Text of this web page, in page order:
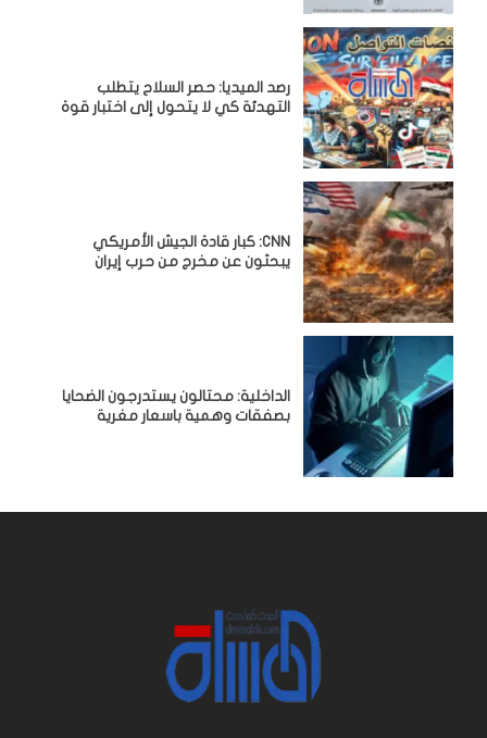
رصد الميديا: حصر السلاح يتطلب
التهدئة كي لا يتحول إلى اختبار قوة
CNN: كبار قادة الجيش الأمريكي
يبحثون عن مخرج من حرب إيران
الداخلية: محتالون يستدرجون الضحايا
بصفقات وهمية باسعار مغرية